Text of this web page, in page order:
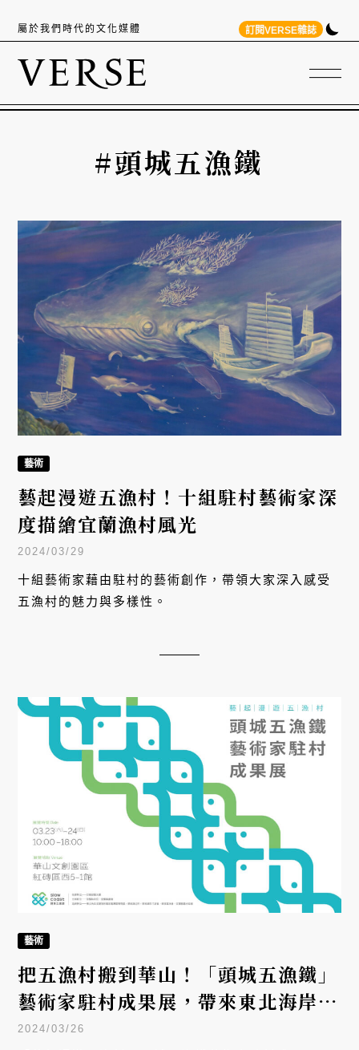
屬於我們時代的文化媒體 訂閱VERSE雜誌
#頭城五漁鐵
藝術
藝起漫遊五漁村！十組駐村藝術家深
度描繪宜蘭漁村風光
2024/03/29
十組藝術家藉由駐村的藝術創作，帶領大家深入感受
五漁村的魅力與多樣性。
藝術
把五漁村搬到華山！「頭城五漁鐵」
藝術家駐村成果展，帶來東北海岸的
人文脈動
2024/03/26